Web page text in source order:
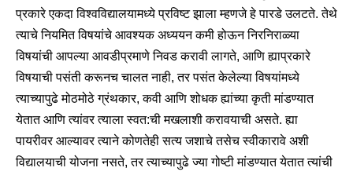
प्रकारे एकदा विश्वविद्यालयामध्ये प्रविष्ट झाला म्हणजे हे पारडे उलटते. तेथे
त्याचे नियमित विषयांचे आवश्यक अध्ययन कमी होऊन निरनिराळ्या
विषयांची आपल्या आवडीप्रमाणे निवड करावी लागते, आणि ह्याप्रकारे
विषयाची पसंती करूनच चालत नाही, तर पसंत केलेल्या विषयांमध्ये
त्याच्यापुढे मोठमोठे ग्रंथकार, कवी आणि शोधक ह्यांच्या कृती मांडण्यात
येतात आणि त्यांवर त्याला स्वत:ची मखलाशी करावयाची असते. ह्या
पायरीवर आल्यावर त्याने कोणतेही सत्य जशाचे तसेच स्वीकारावे अशी
विद्यालयाची योजना नसते, तर त्याच्यापुढे ज्या गोष्टी मांडण्यात येतात त्यांची